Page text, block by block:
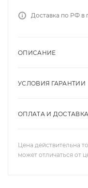
Доставка по РФ в
ОПИСАНИЕ
УСЛОВИЯ ГАРАНТИИ
ОПЛАТА И ДОСТАВКА
Цена действительна
может отличаться от